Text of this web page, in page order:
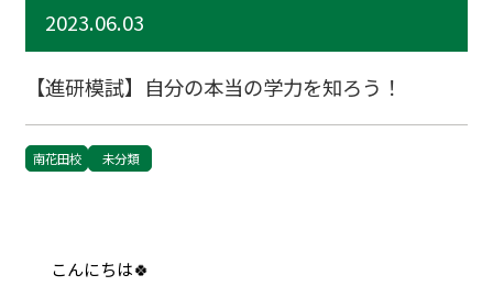
2023.06.03
【進研模試】自分の本当の学力を知ろう！
南花田校 未分類
こんにちは🍀